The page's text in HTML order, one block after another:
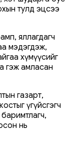
тулд эцсээ
яллагдагч
мэдэгдэж,
хүмүүсийг
гэж амласан
газарт,
үгүйсгэгч
нь